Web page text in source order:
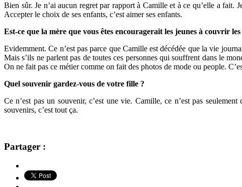
Bien sûr. Je n’ai aucun regret par rapport à Camille et à ce qu’elle a fait.
Accepter le choix de ses enfants, c’est aimer ses enfants.
Est-ce que la mère que vous êtes encouragerait les jeunes à couvrir
Evidemment. Ce n’est pas parce que Camille est décédée que la vie
Mais s’ils ne parlent pas de toutes ces personnes qui souffrent dans le
On ne fait pas ce métier comme on fait des photos de mode ou people.
Quel souvenir gardez-vous de votre fille ?
Ce n’est pas un souvenir, c’est une vie. Camille, ce n’est pas
souvenirs, c’est tout ça.
Partager :